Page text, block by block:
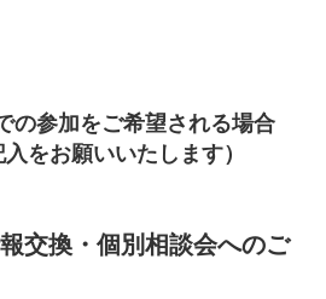
の参加をご希望される場合
をお願いいたします）
交換・個別相談会へのご